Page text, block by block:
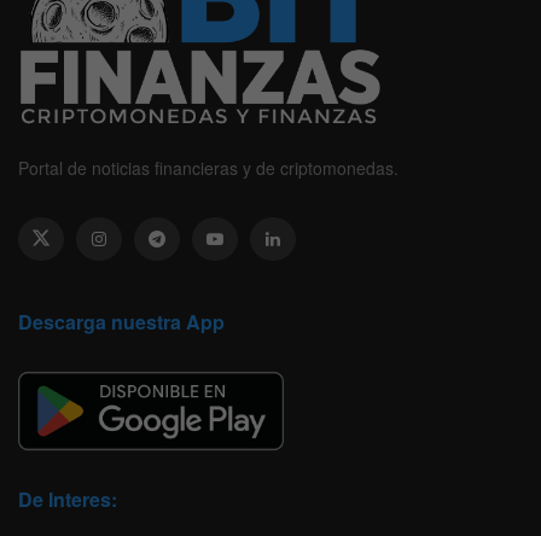
Portal de noticias financieras y de criptomonedas.
Descarga nuestra App
De Interes: